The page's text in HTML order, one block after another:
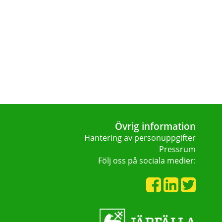
Övrig information
Hantering av personuppgifter
Pressrum
Följ oss på sociala medier: